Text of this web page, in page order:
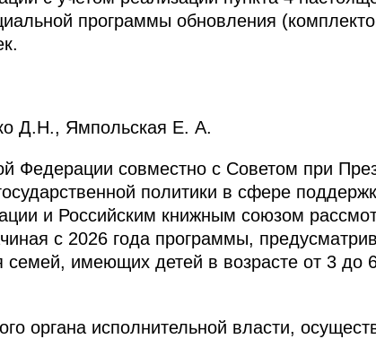
программы обновления
Д.Н., Ямпольская Е. А.
Федерации совместно с Советом при
политики в сфере
и Российским книжным союзом
с 2026 года программы,
семей, имеющих детей в возрасте от 3 до
органа исполнительной власти,